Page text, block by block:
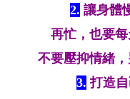
2. 讓身體
再忙，也要
不要壓抑情緒，
3. 打造自